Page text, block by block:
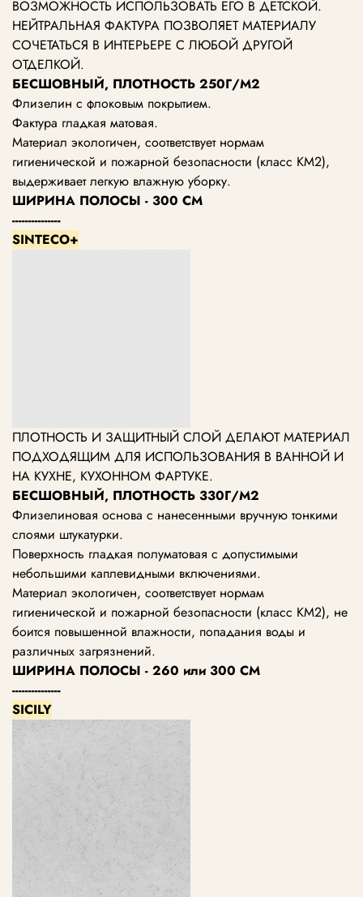
ВОЗМОЖНОСТЬ ИСПОЛЬЗОВАТЬ ЕГО В ДЕТСКОЙ.
НЕЙТРАЛЬНАЯ ФАКТУРА ПОЗВОЛЯЕТ МАТЕРИАЛУ
СОЧЕТАТЬСЯ В ИНТЕРЬЕРЕ С ЛЮБОЙ ДРУГОЙ
ОТДЕЛКОЙ.
БЕСШОВНЫЙ, ПЛОТНОСТЬ 250Г/М2
Флизелин с флоковым покрытием.
Фактура гладкая матовая.
Материал экологичен, соответствует нормам
гигиенической и пожарной безопасности (класс KM2),
выдерживает легкую влажную уборку.
ШИРИНА ПОЛОСЫ - 300 СМ
---------------
SINTECO+
ПЛОТНОСТЬ И ЗАЩИТНЫЙ СЛОЙ ДЕЛАЮТ МАТЕРИАЛ
ПОДХОДЯЩИМ ДЛЯ ИСПОЛЬЗОВАНИЯ В ВАННОЙ И
НА КУХНЕ, КУХОННОМ ФАРТУКЕ.
БЕСШОВНЫЙ, ПЛОТНОСТЬ 330Г/М2
Флизелиновая основа с нанесенными вручную тонкими
слоями штукатурки.
Поверхность гладкая полуматовая с допустимыми
небольшими каплевидными включениями.
Материал экологичен, соответствует нормам
гигиенической и пожарной безопасности (класс KM2), не
боится повышенной влажности, попадания воды и
различных загрязнений.
ШИРИНА ПОЛОСЫ - 260 или 300 СМ
---------------
SICILY